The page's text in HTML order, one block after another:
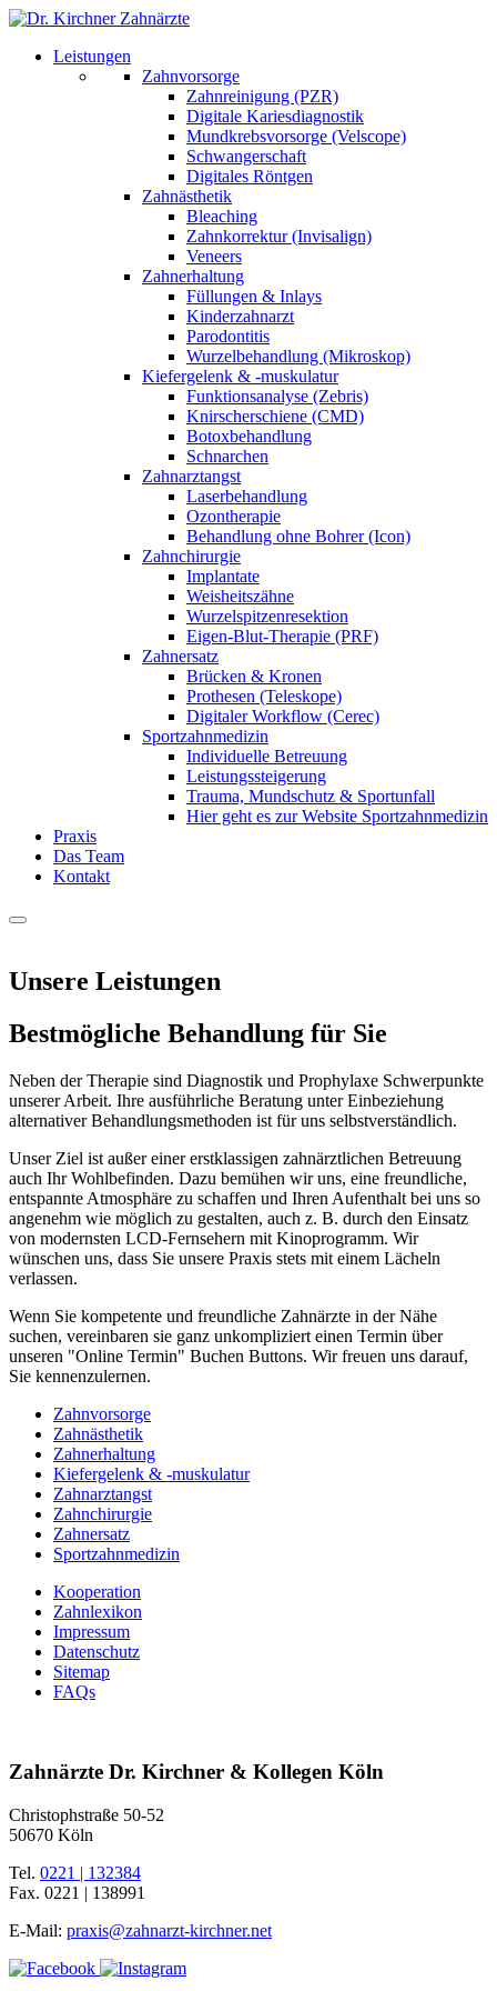
Leistungen
Zahnvorsorge
Zahnreinigung (PZR)
Digitale Kariesdiagnostik
Mundkrebsvorsorge (Velscope)
Schwangerschaft
Digitales Röntgen
Zahnästhetik
Bleaching
Zahnkorrektur (Invisalign)
Veneers
Zahnerhaltung
Füllungen & Inlays
Kinderzahnarzt
Parodontitis
Wurzelbehandlung (Mikroskop)
Kiefergelenk & -muskulatur
Funktionsanalyse (Zebris)
Knirscherschiene (CMD)
Botoxbehandlung
Schnarchen
Zahnarztangst
Laserbehandlung
Ozontherapie
Behandlung ohne Bohrer (Icon)
Zahnchirurgie
Implantate
Weisheitszähne
Wurzelspitzenresektion
Eigen-Blut-Therapie (PRF)
Zahnersatz
Brücken & Kronen
Prothesen (Teleskope)
Digitaler Workflow (Cerec)
Sportzahnmedizin
Individuelle Betreuung
Leistungssteigerung
Trauma, Mundschutz & Sportunfall
Hier geht es zur Website Sportzahnmedizin
Praxis
Das Team
Kontakt
Unsere Leistungen
Bestmögliche Behandlung für Sie
Neben der Therapie sind Diagnostik und Prophylaxe Schwerpunkte
unserer Arbeit. Ihre ausführliche Beratung unter Einbeziehung
alternativer Behandlungsmethoden ist für uns selbstverständlich.
Unser Ziel ist außer einer erstklassigen zahnärztlichen Betreuung
auch Ihr Wohlbefinden. Dazu bemühen wir uns, eine freundliche,
entspannte Atmosphäre zu schaffen und Ihren Aufenthalt bei uns so
angenehm wie möglich zu gestalten, auch z. B. durch den Einsatz
von modernsten LCD-Fernsehern mit Kinoprogramm. Wir
wünschen uns, dass Sie unsere Praxis stets mit einem Lächeln
verlassen.
Wenn Sie kompetente und freundliche Zahnärzte in der Nähe
suchen, vereinbaren sie ganz unkompliziert einen Termin über
unseren "Online Termin" Buchen Buttons. Wir freuen uns darauf,
Sie kennenzulernen.
Zahnvorsorge
Zahnästhetik
Zahnerhaltung
Kiefergelenk & -muskulatur
Zahnarztangst
Zahnchirurgie
Zahnersatz
Sportzahnmedizin
Kooperation
Zahnlexikon
Impressum
Datenschutz
Sitemap
FAQs
Zahnärzte Dr. Kirchner & Kollegen Köln
Christophstraße 50-52
50670 Köln
Tel. 0221 | 132384
Fax. 0221 | 138991
E-Mail: praxis@zahnarzt-kirchner.net